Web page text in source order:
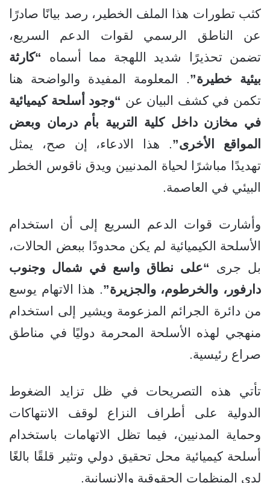
كثب تطورات هذا الملف الخطير، رصد بيانًا صادرًا
عن الناطق الرسمي لقوات الدعم السريع،
تضمن تحذيرًا شديد اللهجة مما أسماه “كارثة
بيئية خطيرة”. المعلومة المفيدة والواضحة هنا
تكمن في كشف البيان عن “وجود أسلحة كيميائية
في مخازن داخل كلية التربية بأم درمان وبعض
المواقع الأخرى”. هذا الادعاء، إن صح، يمثل
تهديدًا مباشرًا لحياة المدنيين ويدق ناقوس الخطر
البيئي في العاصمة.
وأشارت قوات الدعم السريع إلى أن استخدام
الأسلحة الكيميائية لم يكن محدودًا ببعض الحالات،
بل جرى “على نطاق واسع في شمال وجنوب
دارفور، والخرطوم، والجزيرة”. هذا الاتهام يوسع
من دائرة الجرائم المزعومة ويشير إلى استخدام
منهجي لهذه الأسلحة المحرمة دوليًا في مناطق
صراع رئيسية.
تأتي هذه التصريحات في ظل تزايد الضغوط
الدولية على أطراف النزاع لوقف الانتهاكات
وحماية المدنيين، فيما تظل الاتهامات باستخدام
أسلحة كيميائية محل تحقيق دولي وتثير قلقًا بالغًا
لدى المنظمات الحقوقية والإنسانية.